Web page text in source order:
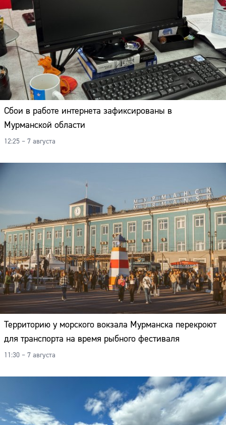
Сбои в работе интернета зафиксированы в
Мурманской области
12:25 – 7 августа
Территорию у морского вокзала Мурманска перекроют
для транспорта на время рыбного фестиваля
11:30 – 7 августа